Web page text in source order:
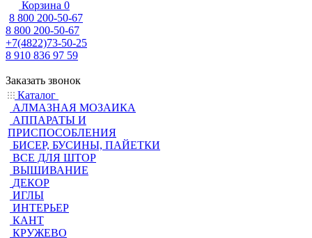
Корзина 0
8 800 200-50-67
8 800 200-50-67
+7(4822)73-50-25
8 910 836 97 59
Заказать звонок
Каталог
АЛМАЗНАЯ МОЗАИКА
АППАРАТЫ И
ПРИСПОСОБЛЕНИЯ
БИСЕР, БУСИНЫ, ПАЙЕТКИ
ВСЕ ДЛЯ ШТОР
ВЫШИВАНИЕ
ДЕКОР
ИГЛЫ
ИНТЕРЬЕР
КАНТ
КРУЖЕВО